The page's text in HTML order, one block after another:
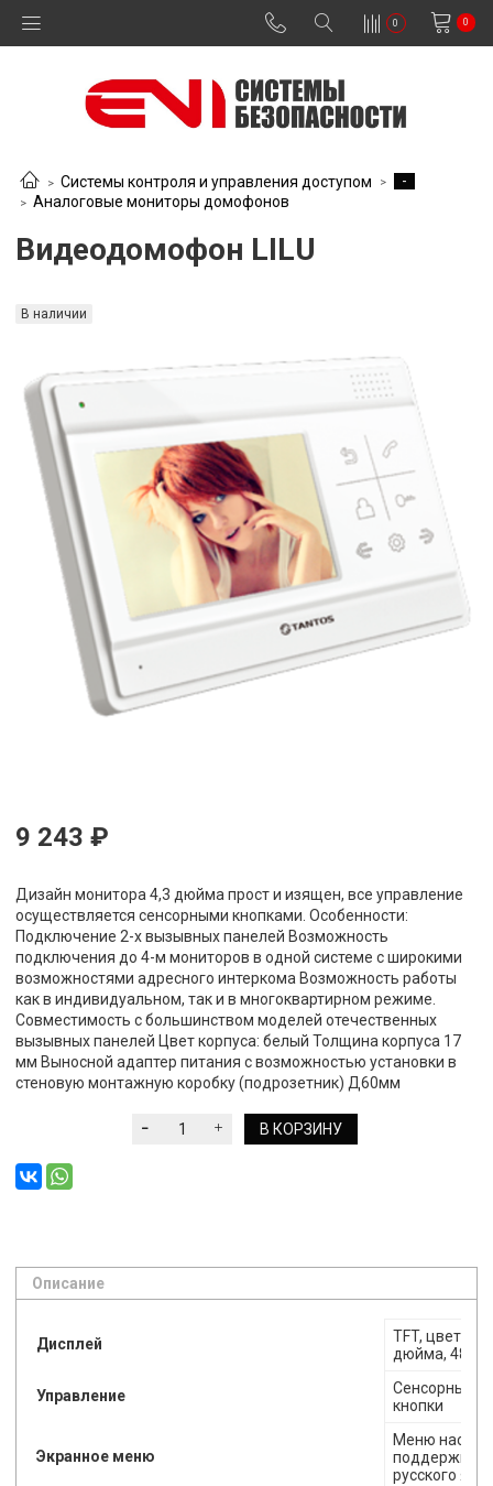
0 0
Системы контроля и управления доступом
-
Аналоговые мониторы домофонов
Видеодомофон LILU
В наличии
9 243 ₽
Дизайн монитора 4,3 дюйма прост и изящен, все управление
осуществляется сенсорными кнопками. Особенности:
Подключение 2-х вызывных панелей Возможность
подключения до 4-м мониторов в одной системе с широкими
возможностями адресного интеркома Возможность работы
как в индивидуальном, так и в многоквартирном режиме.
Совместимость с большинством моделей отечественных
вызывных панелей Цвет корпуса: белый Толщина корпуса 17
мм Выносной адаптер питания с возможностью установки в
стеновую монтажную коробку (подрозетник) Д60мм
В КОРЗИНУ
Описание
Дисплей
TFT,
дюйма,
Управление
Сенсорные
кнопки
Экранное меню
Меню
поддержкой
русского